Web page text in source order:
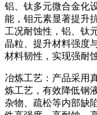
铝、钛多元微合金化
能，钼元素显著提升
工况耐蚀性，铝、钛
晶粒、提升材料强度
材料韧性，实现强耐
冶炼工艺：产品采用
炼工艺，有效降低钢
杂物、疏松等内部缺